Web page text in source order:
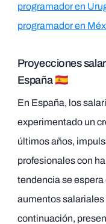
programador en
programador en
Proyecciones
España 🇪🇸
En España, los
experimentado un
últimos años,
profesionales con
tendencia se
aumentos salariales
continuación,